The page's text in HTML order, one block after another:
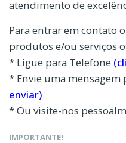
atendimento de
Para entrar em contato
produtos e/ou serviços
* Ligue para Telefone
* Envie uma mensagem
enviar)
* Ou visite-nos
IMPORTANTE!